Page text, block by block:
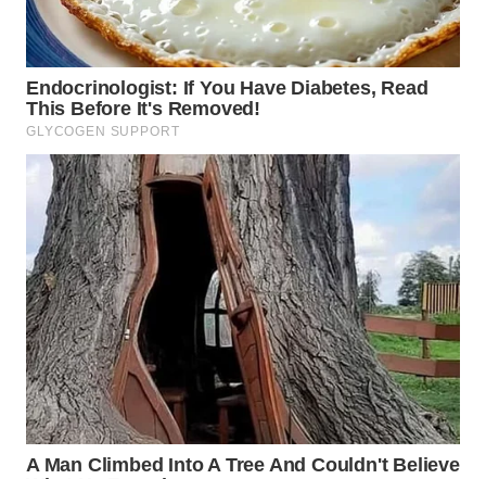
WN
MALUKU
WN
WN
DAIRI
WN
DANAU
TOBA
WN
NIAS
WN